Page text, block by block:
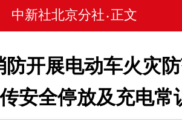
中新社北京分社 • 正文
防开展电动车火灾
安全停放及充电常